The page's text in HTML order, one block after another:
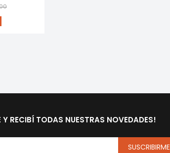
Y RECIBÍ TODAS NUESTRAS NOVEDADES!
SUSCRIBIRME